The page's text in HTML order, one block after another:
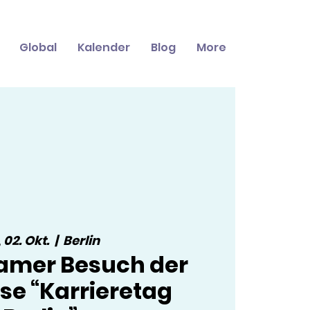
Global Kalender Blog More
02. Okt.
  |
Berlin
Besuch der
“Karrieretag